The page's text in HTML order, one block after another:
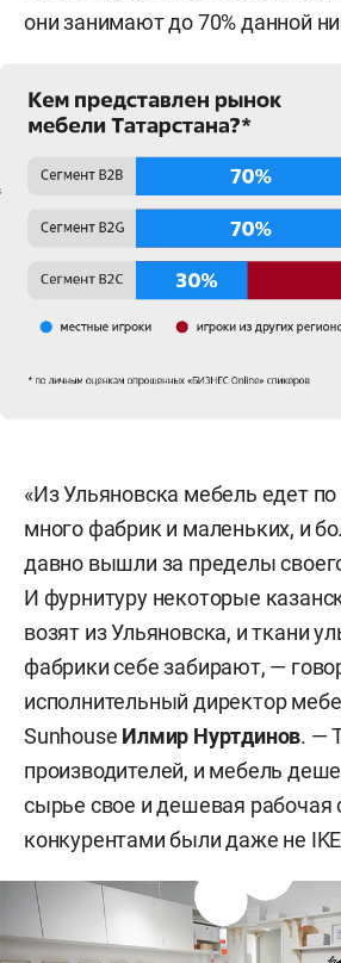
они занимают до 70% данной
«Из Ульяновска мебель едет
много фабрик и маленьких, и
давно вышли за пределы
И фурнитуру некоторые
возят из Ульяновска, и ткани
фабрики себе забирают, —
исполнительный директор
Sunhouse Илмир Нуртдинов. —
производителей, и мебель
сырье свое и дешевая
конкурентами были даже не